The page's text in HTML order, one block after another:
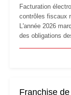
Facturation
contrôles fiscaux
L'année 2026
des obligations
les auto-
Franchise